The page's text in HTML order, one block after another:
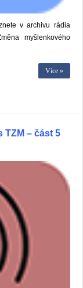
v archivu rádia
myšlenkového
Více »
– část 5